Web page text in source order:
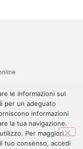
Il contenuto di
le informazioni sul
per un adeguato
informazioni
la tua navigazione.
Per maggiori
tuo consenso, accedi